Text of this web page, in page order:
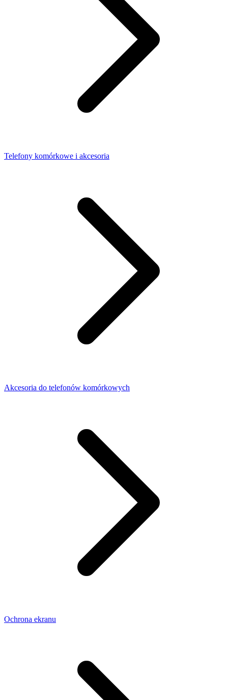
Telefony komórkowe i akcesoria
Akcesoria do telefonów komórkowych
Ochrona ekranu